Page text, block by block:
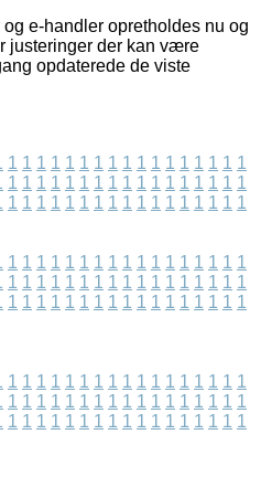
e-handler opretholdes nu og
justeringer der kan være
opdaterede de viste
1 1 1 1 1 1 1 1 1 1 1 1 1 1 1 1 1
1 1 1 1 1 1 1 1 1 1 1 1 1 1 1 1 1
1 1 1 1 1 1 1 1 1 1 1 1 1 1 1 1 1
1 1 1 1 1 1 1 1 1 1 1 1 1 1 1 1 1
1 1 1 1 1 1 1 1 1 1 1 1 1 1 1 1 1
1 1 1 1 1 1 1 1 1 1 1 1 1 1 1 1 1
1 1 1 1 1 1 1 1 1 1 1 1 1 1 1 1 1
1 1 1 1 1 1 1 1 1 1 1 1 1 1 1 1 1
1 1 1 1 1 1 1 1 1 1 1 1 1 1 1 1 1